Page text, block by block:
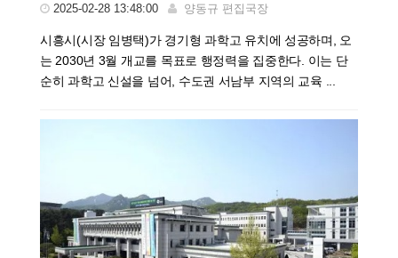
2025-02-28 13:48:00 양동규 편집국장
시흥시(시장 임병택)가 경기형 과학고 유치에 성공하며, 오
는 2030년 3월 개교를 목표로 행정력을 집중한다. 이는 단
순히 과학고 신설을 넘어, 수도권 서남부 지역의 교육 ...